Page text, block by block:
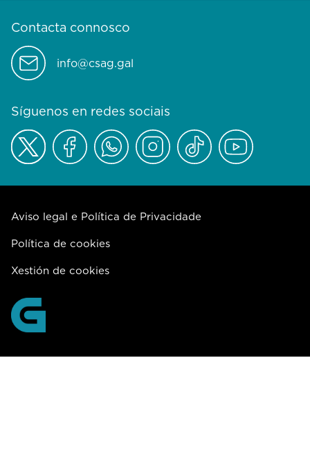
Contacta connosco
info@csag.gal
Síguenos en redes sociais
Aviso legal e Política de Privacidade
Política de cookies
Xestión de cookies